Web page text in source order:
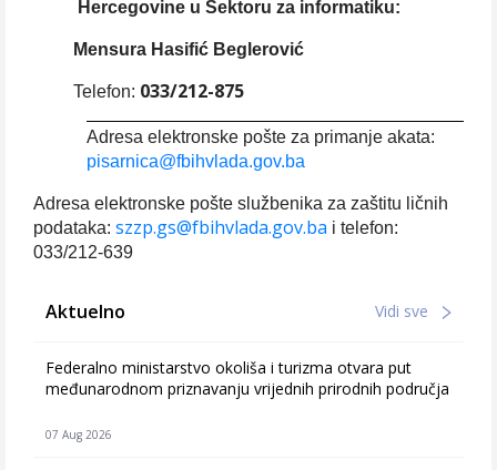
Hercegovine u Sektoru za informatiku:
Mensura Hasifić Beglerović
Telefon: 033/212-875
Adresa elektronske pošte za primanje akata:
pisarnica@fbihvlada.gov.ba
Adresa elektronske pošte službenika za zaštitu ličnih
podataka: szzp.gs@fbihvlada.gov.ba i telefon:
033/212-639
Aktuelno Vidi sve
Federalno ministarstvo okoliša i turizma otvara put
međunarodnom priznavanju vrijednih prirodnih područja
07 Aug 2026